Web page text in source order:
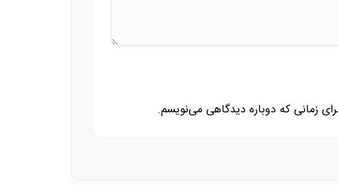
زمانی که دوباره دیدگاهی می‌نویسم.